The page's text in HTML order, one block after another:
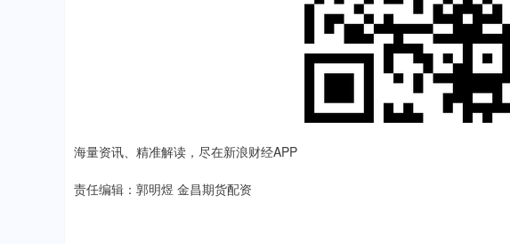
海量资讯、精准解读，尽在新浪财经APP
责任编辑：郭明煜 金昌期货配资